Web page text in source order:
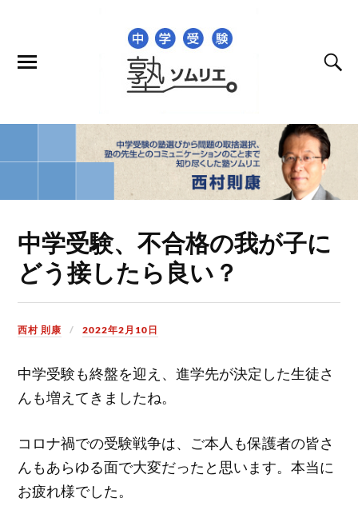
中学受験、不合格の我が子に
どう接したら良い？
西村 則康 2022年2月10日
中学受験も終盤を迎え、進学先が決定した生徒さ
んも増えてきましたね。
コロナ禍での受験戦争は、ご本人も保護者の皆さ
んもあらゆる面で大変だったと思います。本当に
お疲れ様でした。